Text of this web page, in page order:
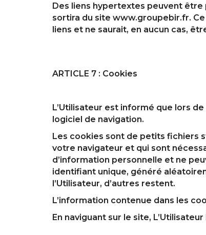
Des liens hypertextes peuvent être
sortira du site www.groupebir.fr.
liens et ne saurait, en aucun cas,
ARTICLE 7 : Cookies
L’Utilisateur est informé que lors
logiciel de navigation.
Les cookies sont de petits fichiers
votre navigateur et qui sont
d’information personnelle et ne
identifiant unique, généré
l’Utilisateur, d’autres restent.
L’information contenue dans les
En naviguant sur le site,